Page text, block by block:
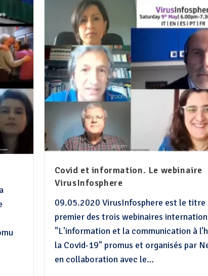
Covid et information. Le webinaire
VirusInfosphere
09.05.2020 VirusInfosphere est le titre
premier des trois webinaires
"L'information et la communication à
la Covid-19" promus et organisés par
en collaboration avec le…